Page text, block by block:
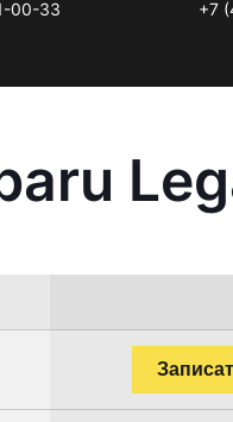
00-33
+7